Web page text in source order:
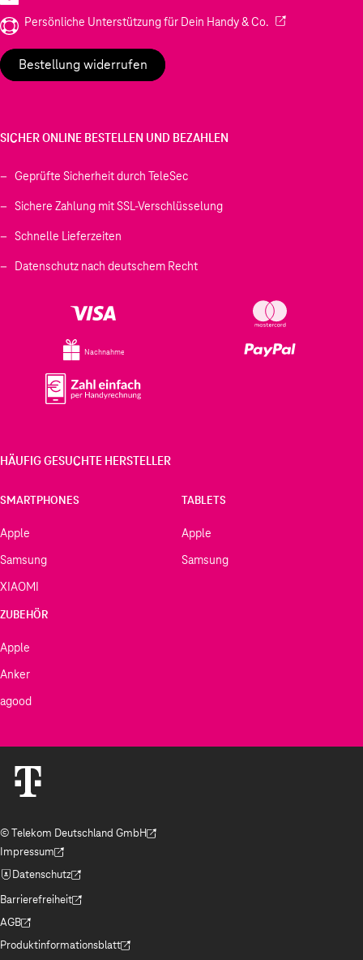
Persönliche Unterstützung für Dein Handy & Co. (Wird in einem
Bestellung widerrufen
SICHER ONLINE BESTELLEN UND BEZAHLEN
Geprüfte Sicherheit durch TeleSec
Sichere Zahlung mit SSL-Verschlüsselung
Schnelle Lieferzeiten
Datenschutz nach deutschem Recht
Nachnahme
HÄUFIG GESUCHTE HERSTELLER
SMARTPHONES
Apple
Samsung
XIAOMI
TABLETS
Apple
Samsung
ZUBEHÖR
Apple
Anker
agood
© Telekom Deutschland GmbH
(Der Link wird in einem neuen Tab geöffnet)
Impressum
(Der Link wird in einem neuen Tab geöffnet)
Datenschutz
(Der Link wird in einem neuen Tab geöffnet)
Barrierefreiheit
(Der Link wird in einem neuen Tab geöffnet)
AGB
(Der Link wird in einem neuen Tab geöffnet)
Produktinformationsblatt
(Der Link wird in einem neuen Tab geöffnet)